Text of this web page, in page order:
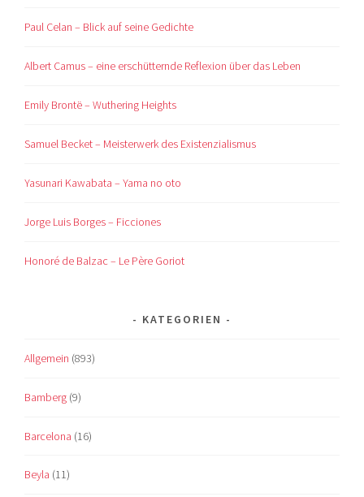
Paul Celan – Blick auf seine Gedichte
Albert Camus – eine erschütternde Reflexion über das Leben
Emily Brontë – Wuthering Heights
Samuel Becket – Meisterwerk des Existenzialismus
Yasunari Kawabata – Yama no oto
Jorge Luis Borges – Ficciones
Honoré de Balzac – Le Père Goriot
KATEGORIEN
Allgemein (893)
Bamberg (9)
Barcelona (16)
Beyla (11)